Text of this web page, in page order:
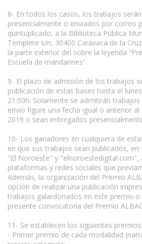
8- En todos los casos, los trabajos
presencialmente o enviados por correo
quintuplicado, a la Biblioteca Pública
Templete s/n, 30400 Caravaca de la
la parte exterior del sobre la leyenda
Escuela de mandarines”.
9- El plazo de admisión de los trabajos
publicación de estas bases hasta el
21:00h. Solamente se admitirán
envío figure una fecha igual o anterior
2019 o sean entregados
10- Los ganadores en cualquiera de
en que sus trabajos sean publicados, en
"El Noroeste" y "elnoroestedigital.com",
plataformas y redes sociales que
Además, la organización del Premio
opción de realizar una publicación
trabajos galardonados en este premio
presente convocatoria del Premio
11- Se establecen los siguientes premios:
- Primer premio de cada modalidad